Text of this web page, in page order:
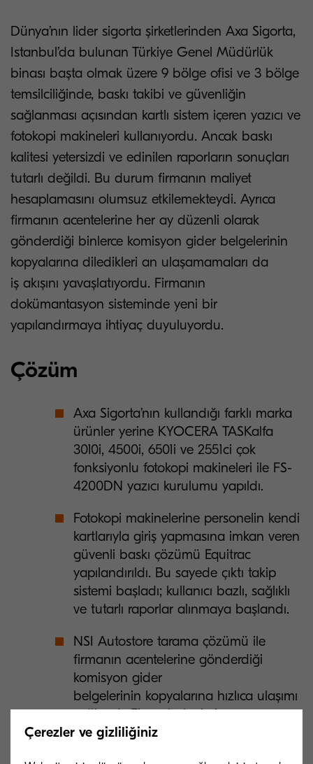
Dünya’nın lider sigorta şirketlerinden Axa Sigorta,
Istanbul’da bulunan Türkiye Genel Müdürlük
binası başta olmak üzere 9 bölge ofisi ve 3 bölge
temsilciliğinde, baskı takibi ve güvenliğin
sağlanması açısından kartlı sistem içeren yazıcı ve
fotokopi makineleri kullanıyordu. Ancak baskı
kalitesi yetersizdi ve edinilen raporların sonuçları
tutarlı değildi. Bu durum firmanın maliyet
hesaplamasını olumsuz etkilemekteydi. Ayrıca
firmanın acentelerine her ay düzenli olarak
gönderdiği binlerce komisyon gider belgelerinin
kopyalarına diledikleri an ulaşamamaları da
iş akışını yavaşlatıyordu. Firmanın
dokümantasyon sisteminde yeni bir
yapılandırmaya ihtiyaç duyuluyordu.
Çözüm
Axa Sigorta’nın kullandığı farklı marka
ürünler yerine KYOCERA TASKalfa
3010i, 4500i, 6501i ve 2551ci çok
fonksiyonlu fotokopi makineleri ile FS-
4200DN yazıcı kurulumu yapıldı.
Fotokopi makinelerine personelin kendi
kartlarıyla giriş yapmasına imkan veren
güvenli baskı çözümü Equitrac
yapılandırıldı. Bu sayede çıktı takip
sistemi başladı; kullanıcı bazlı, sağlıklı
ve tutarlı raporlar alınmaya başlandı.
NSI Autostore tarama çözümü ile
firmanın acentelerine gönderdiği
komisyon gider
belgelerinin kopyalarına hızlıca ulaşımı
sağlandı. Firma belgeleri
gönderme aşamasından önce
Çerezler ve gizliliğiniz